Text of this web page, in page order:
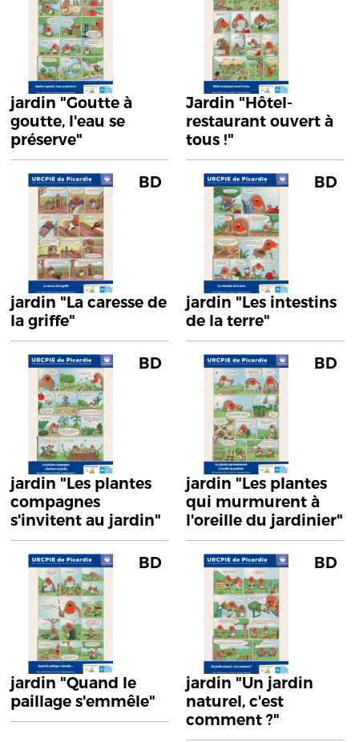
jardin "Goutte à
goutte, l'eau se
préserve"
Jardin "Hôtel-
restaurant ouvert à
tous !"
BD
jardin "La caresse de
la griffe"
BD
jardin "Les intestins
de la terre"
BD
jardin "Les plantes
compagnes
s'invitent au jardin"
BD
jardin "Les plantes
qui murmurent à
l'oreille du jardinier"
BD
jardin "Quand le
paillage s'emmêle"
BD
jardin "Un jardin
naturel, c'est
comment ?"